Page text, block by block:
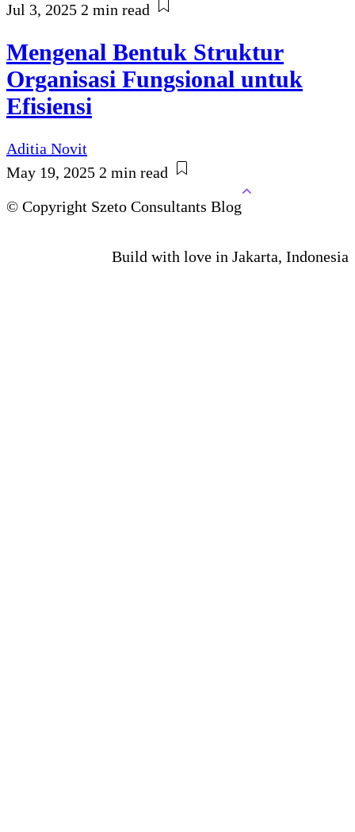
Jul 3, 2025 2 min read
Mengenal Bentuk Struktur
Organisasi Fungsional untuk
Efisiensi
Aditia Novit
May 19, 2025 2 min read
© Copyright Szeto Consultants Blog
Build with love in Jakarta, Indonesia